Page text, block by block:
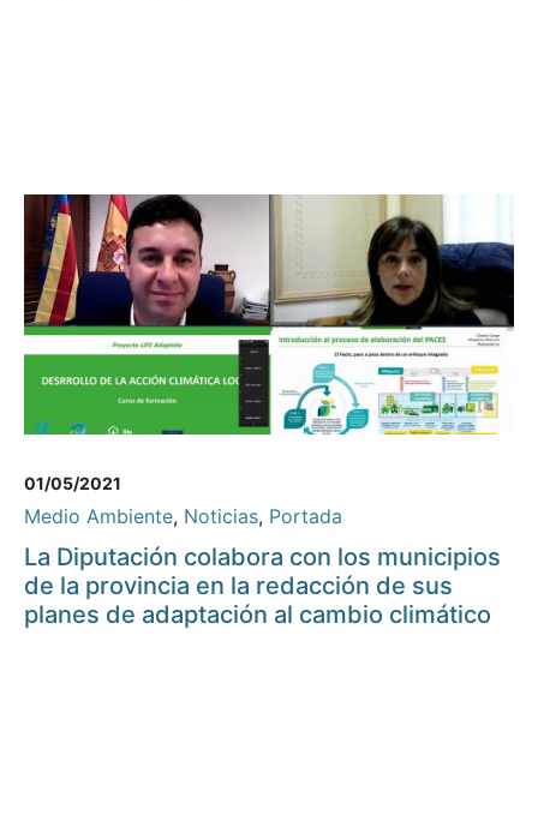
01/05/2021
Medio Ambiente, Noticias, Portada
La Diputación colabora con los municipios
de la provincia en la redacción de sus
planes de adaptación al cambio climático